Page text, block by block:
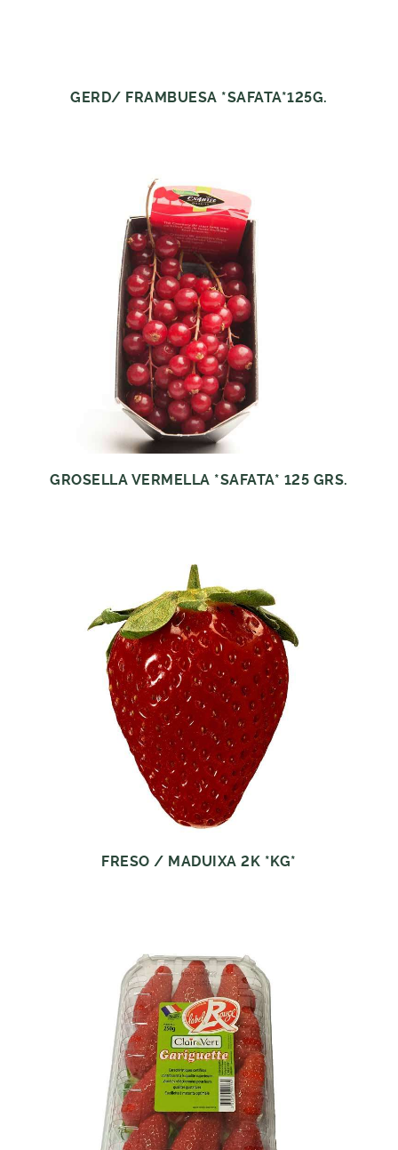
GERD/ FRAMBUESA *SAFATA*125G.
GROSELLA VERMELLA *SAFATA* 125 GRS.
FRESO / MADUIXA 2K *KG*